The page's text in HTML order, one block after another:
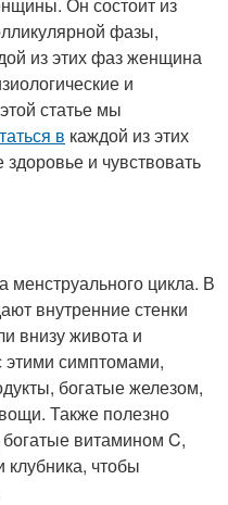
фазы,
из этих фаз женщина
и
статье мы
в каждой из этих
и чувствовать
менструального цикла. В
внутренние стенки
внизу живота и
этими симптомами,
богатые железом,
Также полезно
витамином C,
чтобы